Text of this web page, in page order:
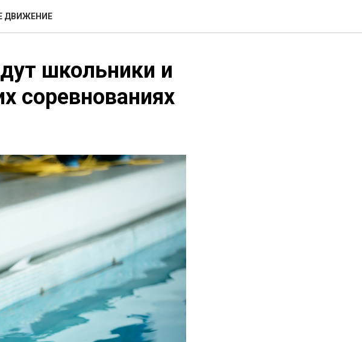
ДВИЖЕНИЕ
школьники и
соревнованиях